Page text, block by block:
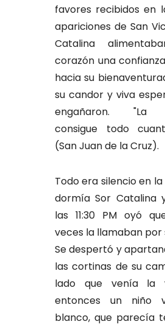
favores recibidos en
apariciones de San
Catalina
corazón una
hacia su
su candor y viva
engañaron. "La
consigue todo
(San Juan de la Cruz).
Todo era silencio en
dormía Sor Catalina
las 11:30 PM oyó
veces la llamaban por
Se despertó y
las cortinas de su
lado que venía la
entonces un niño
blanco, que parecía